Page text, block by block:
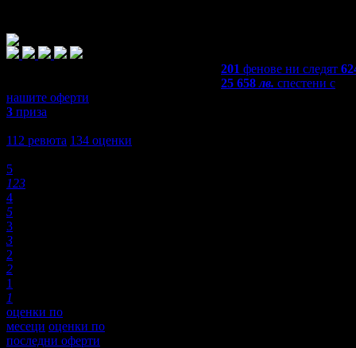
201 фенове ни следят
25 658лв. спестени с
нашите оферти
3 приза
112 ревюта 134 оценки
5
123
4
5
3
3
2
2
1
1
оценки по
месеци оценки по
последни оферти